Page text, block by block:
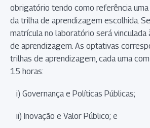
obrigatório tendo como referência
da trilha de aprendizagem escolhida.
matrícula no laboratório será vinculada
de aprendizagem. As optativas
trilhas de aprendizagem, cada uma
15 horas:
i) Governança e Políticas Públicas;
ii) Inovação e Valor Público; e